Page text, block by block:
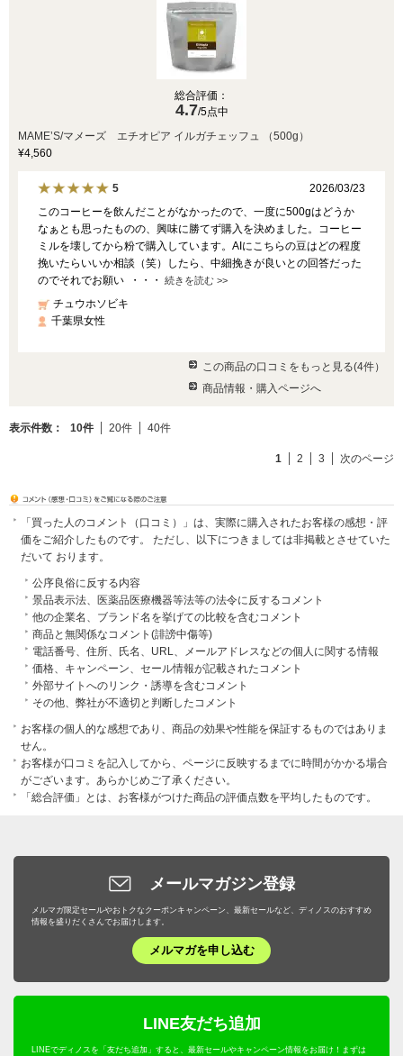
総合評価：
4.7/5点中
MAME’S/マメーズ エチオピア イルガチェッフュ （500g）
¥4,560
5
2026/03/23
このコーヒーを飲んだことがなかったので、一度に500gはどうか
なぁとも思ったものの、興味に勝てず購入を決めました。コーヒー
ミルを壊してから粉で購入しています。AIにこちらの豆はどの程度
挽いたらいいか相談（笑）したら、中細挽きが良いとの回答だった
のでそれでお願い ・・・
続きを読む >>
チュウホソビキ
千葉県女性
この商品の口コミをもっと見る(4件）
商品情報・購入ページへ
表示件数： 10件 20件 40件
1 2 3 次のページ
「買った人のコメント（口コミ）」は、実際に購入されたお客様の感想・評
価をご紹介したものです。 ただし、以下につきましては非掲載とさせていた
だいて おります。
公序良俗に反する内容
景品表示法、医薬品医療機器等法等の法令に反するコメント
他の企業名、ブランド名を挙げての比較を含むコメント
商品と無関係なコメント(誹謗中傷等)
電話番号、住所、氏名、URL、メールアドレスなどの個人に関する情報
価格、キャンペーン、セール情報が記載されたコメント
外部サイトへのリンク・誘導を含むコメント
その他、弊社が不適切と判断したコメント
お客様の個人的な感想であり、商品の効果や性能を保証するものではありま
せん。
お客様が口コミを記入してから、ページに反映するまでに時間がかかる場合
がございます。あらかじめご了承ください。
「総合評価」とは、お客様がつけた商品の評価点数を平均したものです。
メールマガジン登録
メルマガ限定セールやおトクなクーポンキャンペーン、最新セールなど、ディノスのおすすめ
情報を盛りだくさんでお届けします。
メルマガを申し込む
LINE友だち追加
LINEでディノスを「友だち追加」すると、最新セールやキャンペーン情報をお届け！まずは